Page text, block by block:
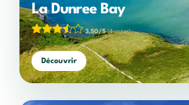
La Dunree Bay
3,50/5(4 votes)
Découvrir